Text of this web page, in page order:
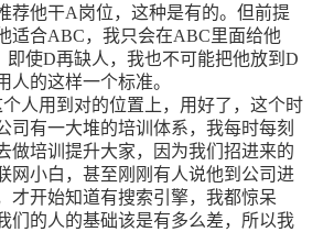
荐他干A岗位，这种是有的。但前提
适合ABC，我只会在ABC里面给他
即使D再缺人，我也不可能把他放到D
人的这样一个标准。
人用到对的位置上，用好了，这个时
司有一大堆的培训体系，我每时每刻
做培训提升大家，因为我们招进来的
网小白，甚至刚刚有人说他到公司进
才开始知道有搜索引擎，我都惊呆
们的人的基础该是有多么差，所以我